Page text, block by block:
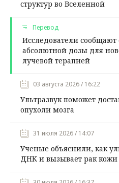
структур во Вселенной
Перевод
Исследователи
абсолютной дозы для
лучевой терапией
03 августа 2026 / 16:22
Ультразвук поможет
опухоли мозга
31 июля 2026 / 14:07
Ученые объяснили, как
ДНК и вызывает рак кожи